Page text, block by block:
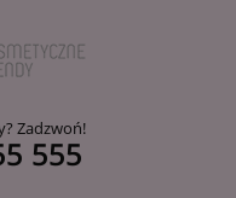
Zadzwoń!
555